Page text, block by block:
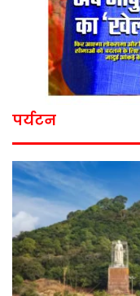
पर्यटन